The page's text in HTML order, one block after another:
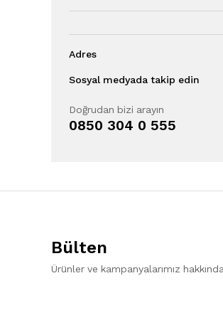
Adres
Sosyal medyada takip edin
Doğrudan bizi arayın
0850 304 0 555
Bülten
Ürünler ve kampanyalarımız